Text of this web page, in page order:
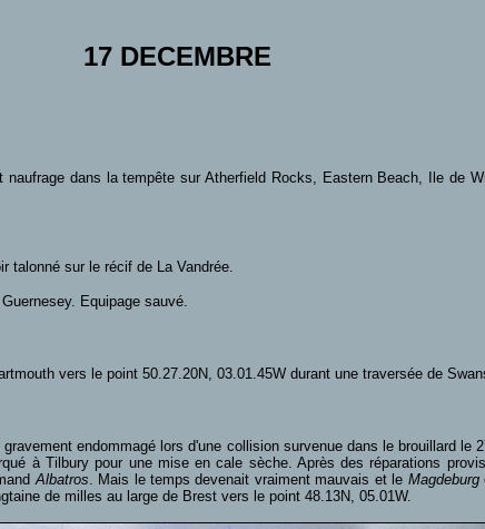
17 DECEMBRE
naufrage dans la tempête sur Atherfield Rocks, Eastern Beach, Ile de
talonné sur le récif de La Vandrée.
Equipage sauvé.
vers le point 50.27.20N, 03.01.45W durant une traversée de
endommagé lors d'une collision survenue dans le brouillard le
à Tilbury pour une mise en cale sèche. Après des réparations
Albatros. Mais le temps devenait vraiment mauvais et le Magdeburg
de milles au large de Brest vers le point 48.13N, 05.01W.